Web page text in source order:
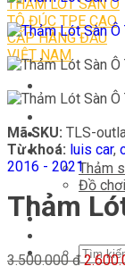
Về Luis car
Sản phẩm
Thảm
Đồ
Video
Tin tức
Mã SKU: TLS-
Từ khoá: luis car,
2016 - 2021
Thảm
3.500.000₫